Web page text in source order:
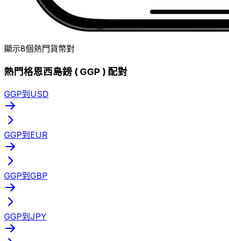
顯示8個熱門貨幣對
熱門格恩西島鎊 ( GGP ) 配對
GGP到USD
GGP到EUR
GGP到GBP
GGP到JPY